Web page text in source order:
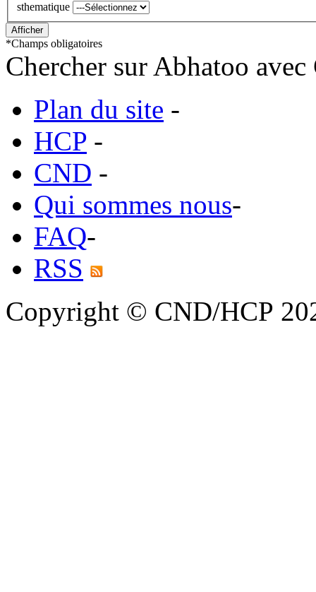
sthematique
*Champs obligatoires
Chercher sur Abhatoo
Plan du site -
HCP -
CND -
Qui sommes nous-
FAQ-
RSS
Copyright © CND/HCP